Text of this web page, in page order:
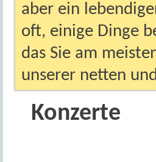
aber ein
oft, einige Dinge
das Sie am
unserer netten
Konzerte